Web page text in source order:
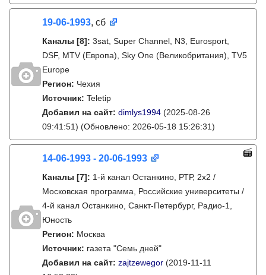
19-06-1993, сб
Каналы [8]: 3sat, Super Channel, N3, Eurosport,
DSF, MTV (Европа), Sky One (Великобритания), TV5
Europe
Регион: Чехия
Источник: Teletip
Добавил на сайт: dimlys1994 (2025-08-26
09:41:51) (Обновлено: 2026-05-18 15:26:31)
14-06-1993 - 20-06-1993
Каналы [7]: 1-й канал Останкино, РТР, 2х2 /
Московская программа, Российские университеты /
4-й канал Останкино, Санкт-Петербург, Радио-1,
Юность
Регион: Москва
Источник: газета "Семь дней"
Добавил на сайт: zajtzewegor (2019-11-11